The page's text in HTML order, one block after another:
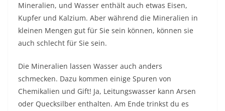
Mineralien, und Wasser enthält auch etwas Eisen,
Kupfer und Kalzium. Aber während die Mineralien in
kleinen Mengen gut für Sie sein können, können sie
auch schlecht für Sie sein.
Die Mineralien lassen Wasser auch anders
schmecken. Dazu kommen einige Spuren von
Chemikalien und Gift! Ja, Leitungswasser kann Arsen
oder Quecksilber enthalten. Am Ende trinkst du es